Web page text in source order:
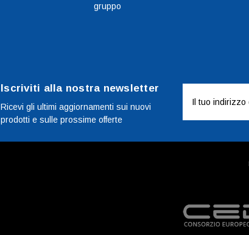
gruppo
Iscriviti alla nostra newsletter
Ricevi gli ultimi aggiornamenti sui nuovi
prodotti e sulle prossime offerte
mail